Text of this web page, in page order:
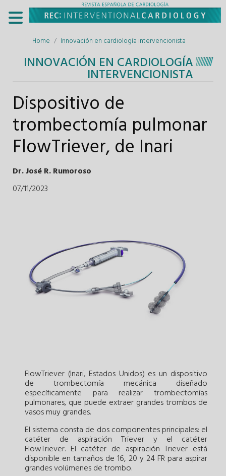
Home Innovación en cardiología intervencionista
INNOVACIÓN EN CARDIOLOGÍA
INTERVENCIONISTA
Dispositivo de
trombectomía pulmonar
FlowTriever, de Inari
Dr. José R. Rumoroso
07/11/2023
FlowTriever (Inari, Estados Unidos) es un dispositivo
de trombectomía mecánica diseñado
específicamente para realizar trombectomías
pulmonares, que puede extraer grandes trombos de
vasos muy grandes.
El sistema consta de dos componentes principales: el
catéter de aspiración Triever y el catéter
FlowTriever. El catéter de aspiración Triever está
disponible en tamaños de 16, 20 y 24 FR para aspirar
grandes volúmenes de trombo.